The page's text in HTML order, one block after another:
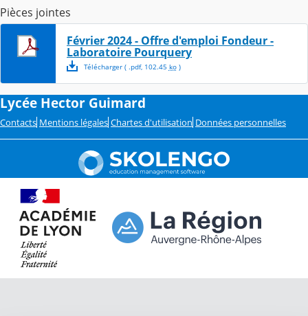
Pièces jointes
Février 2024 - Offre d'emploi Fondeur -
Laboratoire Pourquery
Télécharger( .pdf, 102.45 ko)
Lycée Hector Guimard
Contacts Mentions légales Chartes d'utilisation Données personnelles